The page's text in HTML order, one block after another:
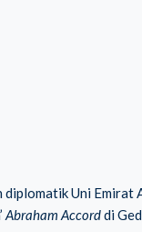
Uni
Abraham Accorddi